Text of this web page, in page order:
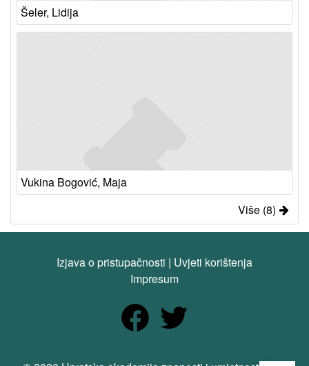
Šeler, Lidija
Vukina Bogović, Maja
Više (8)
Izjava o pristupačnosti | Uvjeti korištenja
Impresum